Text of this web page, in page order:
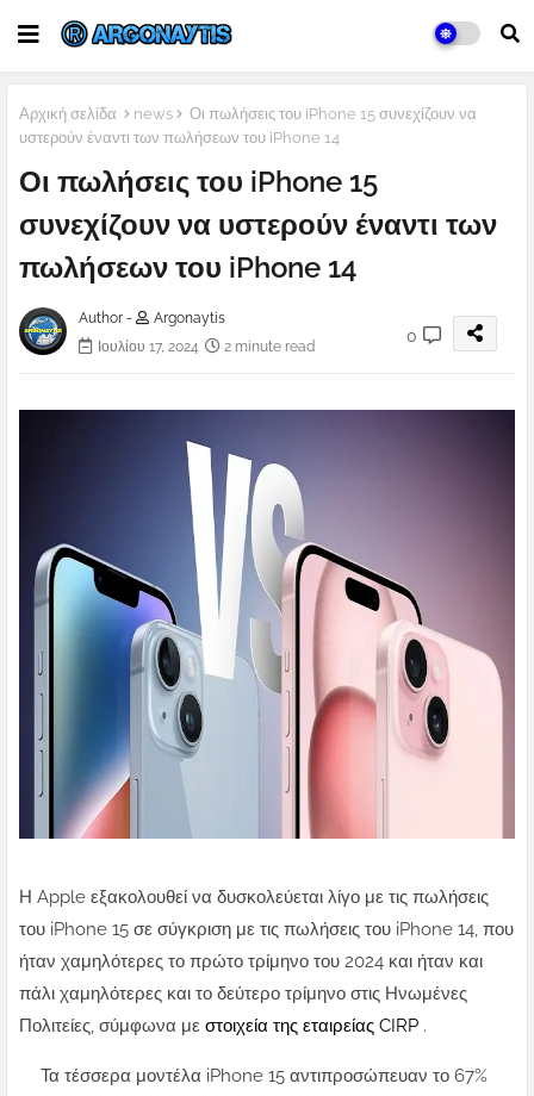
Αρχική σελίδα news
Οι πωλήσεις του iPhone 15 συνεχίζουν να
υστερούν έναντι των πωλήσεων του iPhone 14
Οι πωλήσεις του iPhone 15
συνεχίζουν να υστερούν έναντι των
πωλήσεων του iPhone 14
Author -
Argonaytis
Ιουλίου 17, 2024
2 minute read
0
Η Apple εξακολουθεί να δυσκολεύεται λίγο με τις πωλήσεις
του iPhone 15 σε σύγκριση με τις πωλήσεις του iPhone 14, που
ήταν χαμηλότερες το πρώτο τρίμηνο του 2024 και ήταν και
πάλι χαμηλότερες και το δεύτερο τρίμηνο στις Ηνωμένες
Πολιτείες, σύμφωνα με στοιχεία της εταιρείας CIRP .
Τα τέσσερα μοντέλα iPhone 15 αντιπροσώπευαν το 67%